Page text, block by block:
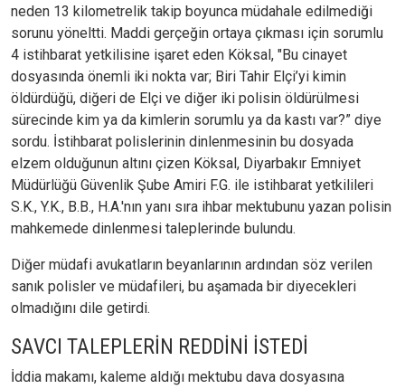
neden 13 kilometrelik takip boyunca müdahale edilmediği
sorunu yöneltti. Maddi gerçeğin ortaya çıkması için sorumlu
4 istihbarat yetkilisine işaret eden Köksal, "Bu cinayet
dosyasında önemli iki nokta var; Biri Tahir Elçi’yi kimin
öldürdüğü, diğeri de Elçi ve diğer iki polisin öldürülmesi
sürecinde kim ya da kimlerin sorumlu ya da kastı var?” diye
sordu. İstihbarat polislerinin dinlenmesinin bu dosyada
elzem olduğunun altını çizen Köksal, Diyarbakır Emniyet
Müdürlüğü Güvenlik Şube Amiri F.G. ile istihbarat yetkilileri
S.K., Y.K., B.B., H.A.'nın yanı sıra ihbar mektubunu yazan polisin
mahkemede dinlenmesi taleplerinde bulundu.
Diğer müdafi avukatların beyanlarının ardından söz verilen
sanık polisler ve müdafileri, bu aşamada bir diyecekleri
olmadığını dile getirdi.
SAVCI TALEPLERİN REDDİNİ İSTEDİ
İddia makamı, kaleme aldığı mektubu dava dosyasına